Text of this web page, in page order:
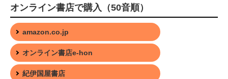
オンライン書店で購入（50音順）
amazon.co.jp
オンライン書店e-hon
紀伊国屋書店